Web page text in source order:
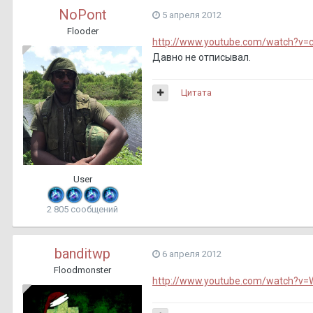
NoPont
Flooder
User
2 805 сообщений
5 апреля 2012
http://www.youtube.com/
Давно не отписывал.
Цитата
banditwp
Floodmonster
6 апреля 2012
http://www.youtube.com/